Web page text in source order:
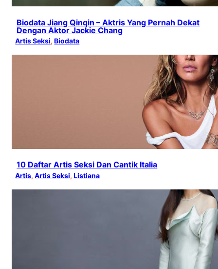
Biodata Jiang Qinqin – Aktris Yang Pernah Dekat
Dengan Aktor Jackie Chang
Artis Seksi, Biodata
10 Daftar Artis Seksi Dan Cantik Italia
Artis, Artis Seksi, Listiana